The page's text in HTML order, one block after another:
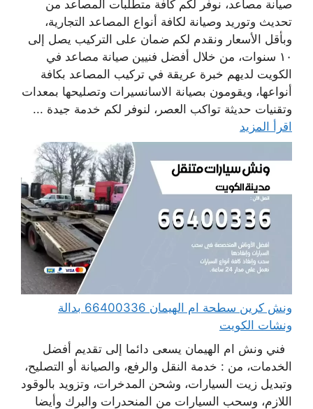
صيانة مصاعد، نوفر لكم كافة متطلبات المصاعد من
تحديث وتوريد وصيانة لكافة أنواع المصاعد التجارية،
وبأقل الأسعار ونقدم لكم ضمان على التركيب يصل إلى
١٠ سنوات، من خلال أفضل فنيين صيانة مصاعد في
الكويت لديهم خبرة عريقة في تركيب المصاعد بكافة
أنواعها، ويقومون بصيانة الاسانسيرات وتصليحها بمعدات
وتقنيات حديثة تواكب العصر، لنوفر لكم خدمة جيدة ...
اقرأ المزيد
ونش كرين سطحة ام الهيمان 66400336 بدالة
ونشات الكويت
فني ونش ام الهيمان يسعى دائما إلى تقديم أفضل
الخدمات، من : خدمة النقل والرفع، والصيانة أو التصليح،
وتبديل زيت السيارات، وشحن المدخرات، وتزويد بالوقود
اللازم، وسحب السيارات من المنحدرات والبرك وأيضا